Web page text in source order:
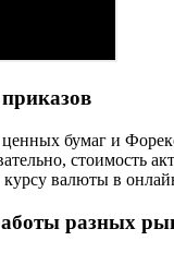
бумаг и
стоимость
валюты в
разных